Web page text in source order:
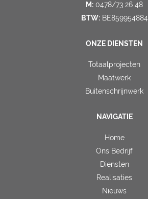
M: 0478/73 26 48
BTW:BE859954884
ONZE DIENSTEN
Totaalprojecten
Maatwerk
Buitenschrijnwerk
NAVIGATIE
Home
Ons Bedrijf
Diensten
Realisaties
Nieuws